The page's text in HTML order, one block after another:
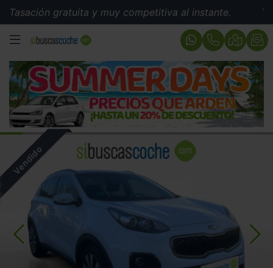
gratuita y muy competitiva al instante.
MENÚ